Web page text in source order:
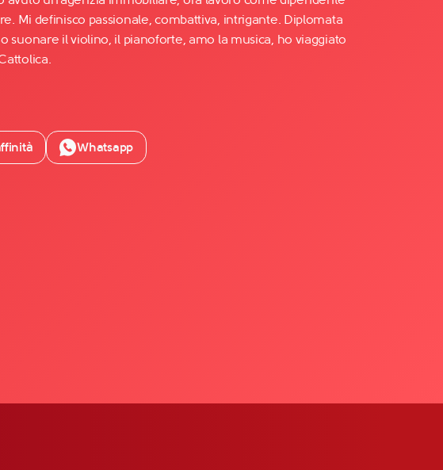
Mi definisco passionale, combattiva, intrigante. Diplomata
suonare il violino, il pianoforte, amo la musica, ho viaggiato
Whatsapp